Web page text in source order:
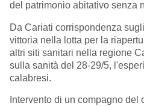
del patrimonio abitativo senza
Da Cariati corrispondenza
vittoria nella lotta per la
altri siti sanitari nella regione
sulla sanità del 28-29/5,
calabresi.
Intervento di un compagno del